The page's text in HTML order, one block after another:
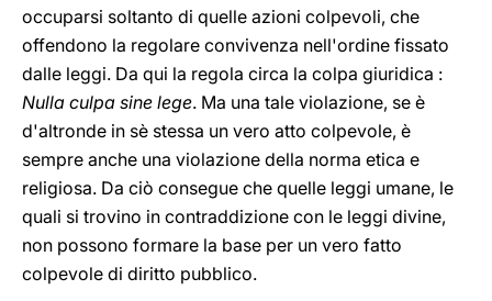
occuparsi soltanto di quelle azioni colpevoli, che
offendono la regolare convivenza nell'ordine fissato
dalle leggi. Da qui la regola circa la colpa giuridica :
Nulla culpa sine lege. Ma una tale violazione, se è
d'altronde in sè stessa un vero atto colpevole, è
sempre anche una violazione della norma etica e
religiosa. Da ciò consegue che quelle leggi umane, le
quali si trovino in contraddizione con le leggi divine,
non possono formare la base per un vero fatto
colpevole di diritto pubblico.